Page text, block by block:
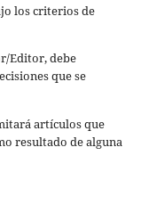
los criterios de
Editor, debe
que se
artículos que
resultado de alguna